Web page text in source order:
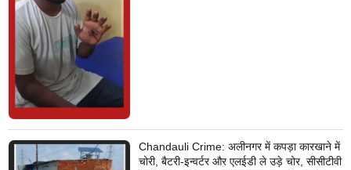
Chandauli Crime: अलीनगर में कपड़ा कारखाने में
चोरी, बैटरी-इन्वर्टर और एलईडी ले उड़े चोर, सीसीटीवी